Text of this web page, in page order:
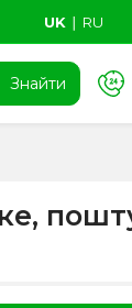
UK ∣ RU
Знайти